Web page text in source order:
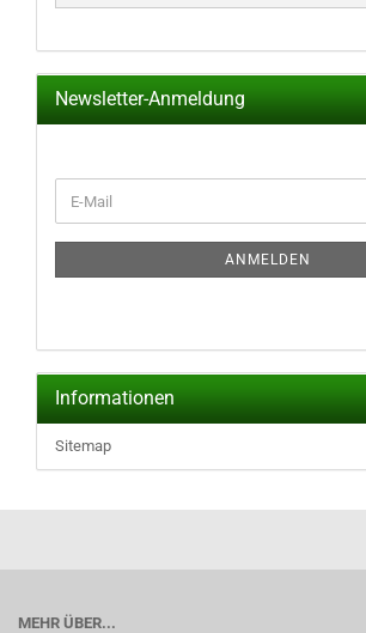
Newsletter-Anmeldung
ZUR
E-
Mail
ANMELDEN
Informationen
Sitemap
MEHR ÜBER...